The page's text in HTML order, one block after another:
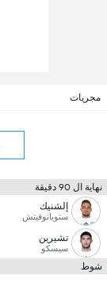
مجريات
نهاية ال 90 دقيقة
إلشنيك
ستويانوفيتش
تشيرين
سيسكو
شوط